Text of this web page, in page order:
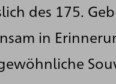
des 175.
in